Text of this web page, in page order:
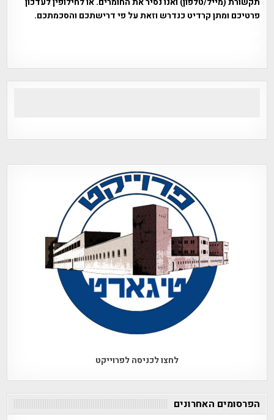
פרטיכם ומתן קרדיט כנדרש וזאת על פי דרישתכם והסכמתכם.
לחצו לכניסה לפרוייקט
הפרסומים האחרונים